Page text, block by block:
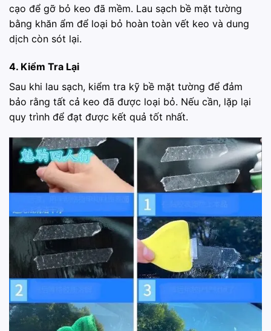
cạo để gỡ bỏ keo đã mềm. Lau sạch bề mặt tường
bằng khăn ẩm để loại bỏ hoàn toàn vết keo và dung
dịch còn sót lại.
4. Kiểm Tra Lại
Sau khi lau sạch, kiểm tra kỹ bề mặt tường để đảm
bảo rằng tất cả keo đã được loại bỏ. Nếu cần, lặp lại
quy trình để đạt được kết quả tốt nhất.